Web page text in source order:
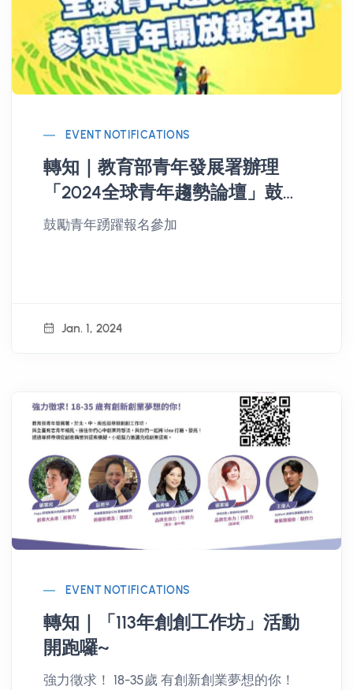
EVENT NOTIFICATIONS
轉知｜教育部青年發展署辦理
「2024全球青年趨勢論壇」鼓勵
青年踴躍報名參加
鼓勵青年踴躍報名參加
Jan. 1, 2024
EVENT NOTIFICATIONS
轉知｜「113年創創工作坊」活動
開跑囉~
強力徵求！ 18-35歲 有創新創業夢想的你！